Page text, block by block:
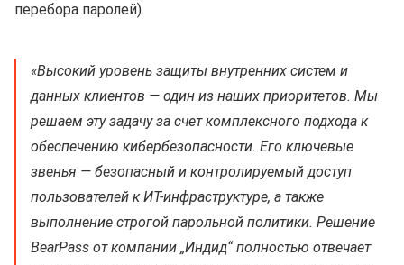
перебора паролей).
«Высокий уровень защиты внутренних систем и
данных клиентов — один из наших приоритетов. Мы
решаем эту задачу за счет комплексного подхода к
обеспечению кибербезопасности. Его ключевые
звенья — безопасный и контролируемый доступ
пользователей к ИТ-инфраструктуре, а также
выполнение строгой парольной политики. Решение
BearPass от компании „Индид“ полностью отвечает